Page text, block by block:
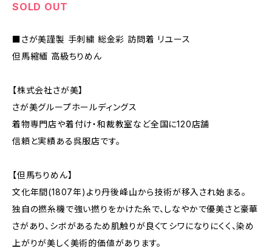
SOLD OUT
■さが美謹製 手刺繍 総金彩 訪問着 リユース
但馬縮緬 高級ちりめん
【株式会社さが美】
さが美グループホールディングス
着物専門店や着付け・和裁教室など全国に120店舗
信頼と実績ある呉服店です。
【但馬ちりめん】
文化年間(1807年)より丹後峰山から技術が移入され始まる。
独自の撚糸機で強い撚りをかけた糸で、しなやかで優美さと豪華
さがあり、シボがあるため肌触りが良くてシワになりにくく、染め
上がりが美しく美術的価値があります。